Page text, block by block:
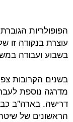
הפופולריות
עוצרת בנקודה זו
בשבוע ועבודה
בשנים הקרובות
מדרגה נוספת
דרישה. בארה"ב
הראשונים של